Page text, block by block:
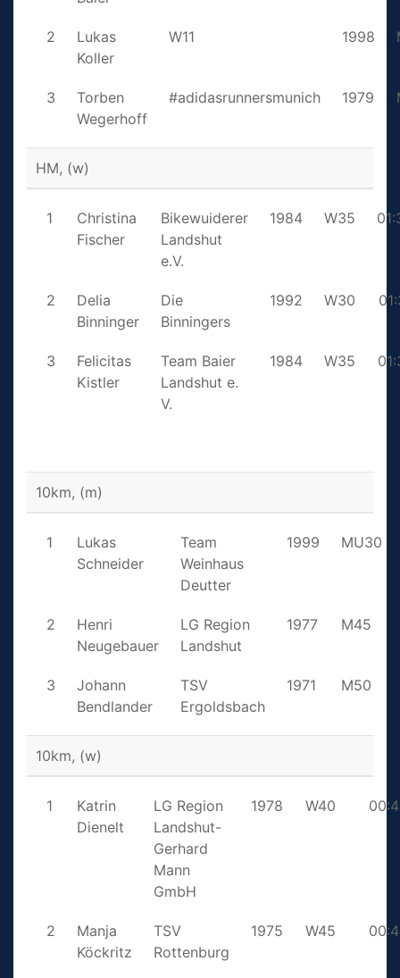
2
Lukas
Koller
W11 1998
3
Torben
Wegerhoff
#adidasrunnersmunich 1979
HM, (w)
1
Christina
Fischer
Bikewuiderer
Landshut
e.V.
1984 W35
2
Delia
Binninger
Die
Binningers
1992 W30
3
Felicitas
Kistler
Team Baier
Landshut e.
V.
1984 W35
10km, (m)
1
Lukas
Schneider
Team
Weinhaus
Deutter
1999 MU30
2
Henri
Neugebauer
LG Region
Landshut
1977 M45
3
Johann
Bendlander
TSV
Ergoldsbach
1971 M50
10km, (w)
1
Katrin
Dienelt
LG Region
Landshut-
Gerhard
Mann
GmbH
1978 W40
2
Manja
Köckritz
TSV
Rottenburg
1975 W45